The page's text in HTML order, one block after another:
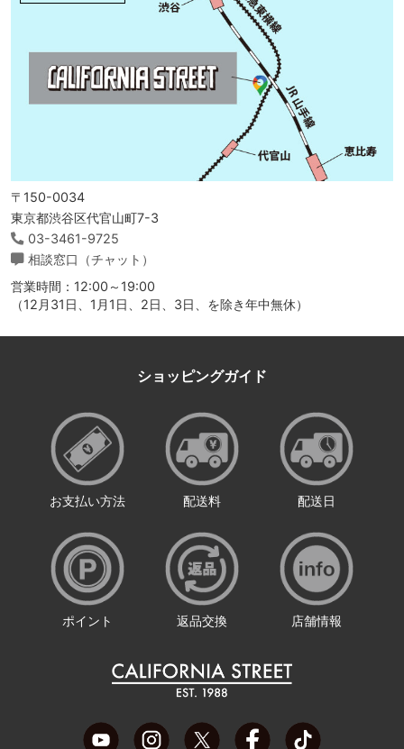
〒150-0034
東京都渋谷区代官山町7-3
03-3461-9725
相談窓口（チャット）
営業時間：12:00～19:00
（12月31日、1月1日、2日、3日、を除き年中無休）
ショッピングガイド
お支払い方法 配送料 配送日
ポイント 返品交換 店舗情報